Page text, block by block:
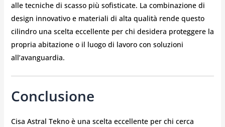
alle tecniche di scasso più sofisticate. La combinazione di
design innovativo e materiali di alta qualità rende questo
cilindro una scelta eccellente per chi desidera proteggere la
propria abitazione o il luogo di lavoro con soluzioni
all’avanguardia.
Conclusione
Cisa Astral Tekno è una scelta eccellente per chi cerca